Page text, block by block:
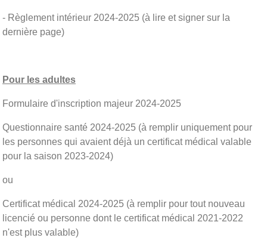
- Règlement intérieur 2024-2025 (à lire et signer sur la
dernière page)
Pour les adultes
Formulaire d'inscription majeur 2024-2025
Questionnaire santé 2024-2025 (à remplir uniquement pour
les personnes qui avaient déjà un certificat médical valable
pour la saison 2023-2024)
ou
Certificat médical 2024-2025 (à remplir pour tout nouveau
licencié ou personne dont le certificat médical 2021-2022
n'est plus valable)